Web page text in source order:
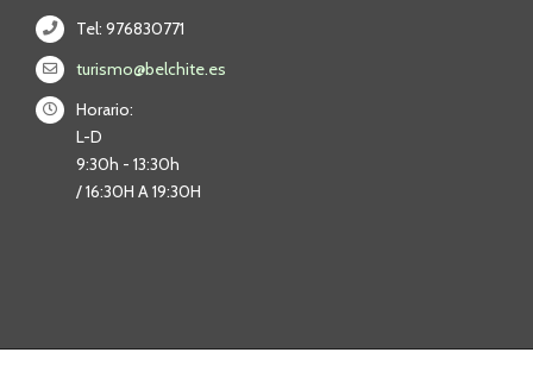
Tel: 976830771
turismo@belchite.es
Horario:
L-D
9:30h - 13:30h
/ 16:30H A 19:30H